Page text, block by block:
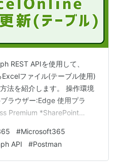
REST APIを使用して、
ファイル(テーブル使用)
法を紹介します。 操作環境
ラウザー:Edge 使用プラ
Premium *SharePoint
ウントでサインインしてい
VBAの使用許可や開発メニ
#Microsoft365
API #Postman